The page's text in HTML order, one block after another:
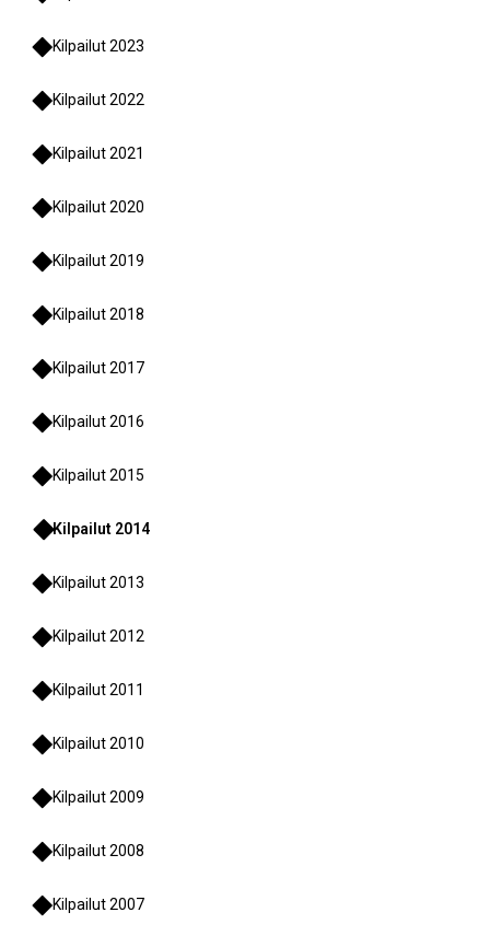
Kilpailut 2023
Kilpailut 2022
Kilpailut 2021
Kilpailut 2020
Kilpailut 2019
Kilpailut 2018
Kilpailut 2017
Kilpailut 2016
Kilpailut 2015
Kilpailut 2014
Kilpailut 2013
Kilpailut 2012
Kilpailut 2011
Kilpailut 2010
Kilpailut 2009
Kilpailut 2008
Kilpailut 2007